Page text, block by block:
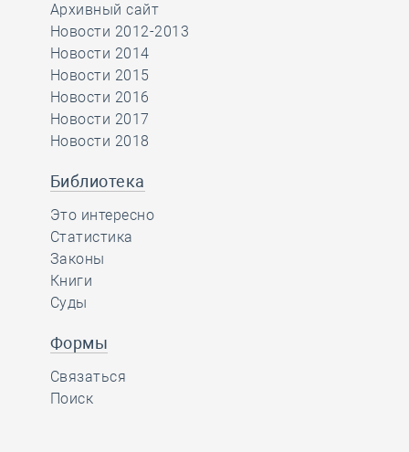
Архивный сайт
Новости 2012-2013
Новости 2014
Новости 2015
Новости 2016
Новости 2017
Новости 2018
Библиотека
Это интересно
Статистика
Законы
Книги
Суды
Формы
Связаться
Поиск